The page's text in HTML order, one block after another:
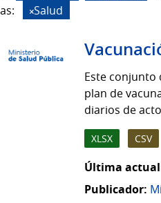
Salud
Este conjunto
plan de
diarios de
XLSX CSV
Última
Publicador: